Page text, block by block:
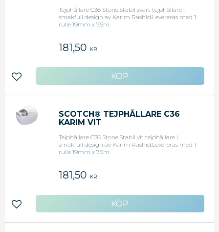
Tejphållare C36 Stone.Stabil svart tejphållare i
smakfull design av Karim Rashid.Levereras med 1
rulle 19mm x 7,5m.
181,50 KR
Lägg till i favoriter
SCOTCH® TEJPHÅLLARE C36
KARIM VIT
Tejphållare C36 Stone.Stabil vit tejphållare i
smakfull design av Karim Rashid.Levereras med 1
rulle 19mm x 7,5m.
181,50 KR
Lägg till i favoriter